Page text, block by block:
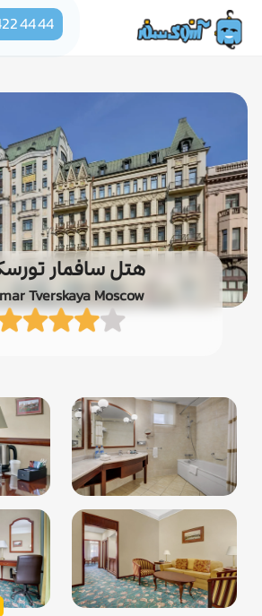
44 44
هتل سافمار
Tverskaya Moscow